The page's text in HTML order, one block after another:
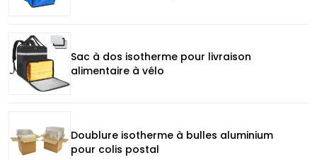
Sac à dos isotherme pour livraison
alimentaire à vélo
Doublure isotherme à bulles aluminium
pour colis postal